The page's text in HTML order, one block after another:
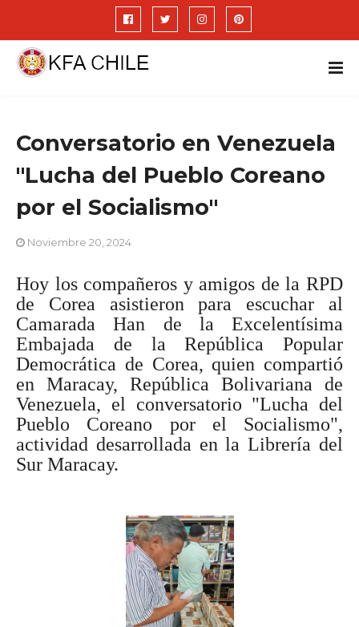
Conversatorio en Venezuela
"Lucha del Pueblo Coreano
por el Socialismo"
Noviembre 20, 2024
Hoy los compañeros y amigos de la RPD
de Corea asistieron para escuchar al
Camarada Han de la Excelentísima
Embajada de la República Popular
Democrática de Corea, quien compartió
en Maracay, República Bolivariana de
Venezuela, el conversatorio "Lucha del
Pueblo Coreano por el Socialismo",
actividad desarrollada en la Librería del
Sur Maracay.